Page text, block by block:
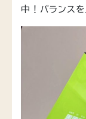
中！バランス